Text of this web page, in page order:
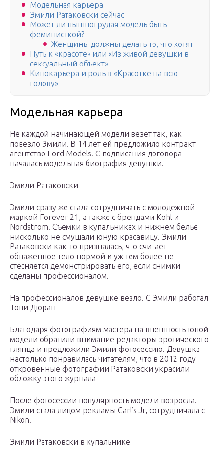
Модельная карьера
Эмили Ратаковски сейчас
Может ли пышногрудая модель быть
феминисткой?
Женщины должны делать то, что хотят
Путь к «красоте» или «Из живой девушки в
сексуальный объект»
Кинокарьера и роль в «Красотке на всю
голову»
Модельная карьера
Не каждой начинающей модели везет так, как
повезло Эмили. В 14 лет ей предложило контракт
агентство Ford Models. С подписания договора
началась модельная биография девушки.
Эмили Ратаковски
Эмили сразу же стала сотрудничать с молодежной
маркой Forever 21, а также с брендами Kohl и
Nordstrom. Съемки в купальниках и нижнем белье
нисколько не смущали юную красавицу. Эмили
Ратаковски как-то призналась, что считает
обнаженное тело нормой и уж тем более не
стесняется демонстрировать его, если снимки
сделаны профессионалом.
На профессионалов девушке везло. С Эмили работал
Тони Дюран
Благодаря фотографиям мастера на внешность юной
модели обратили внимание редакторы эротического
глянца и предложили Эмили фотосессию. Девушка
настолько понравилась читателям, что в 2012 году
откровенные фотографии Ратаковски украсили
обложку этого журнала
После фотосессии популярность модели возросла.
Эмили стала лицом рекламы Carl’s Jr, сотрудничала с
Nikon.
Эмили Ратаковски в купальнике